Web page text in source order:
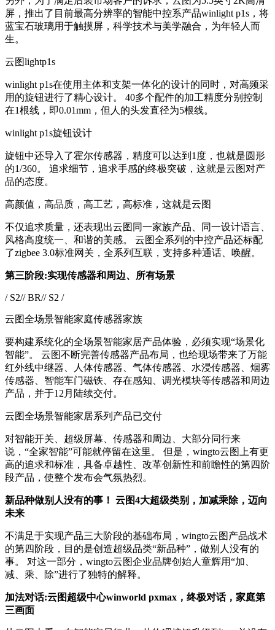
屏，推出了目前最高分辨率的智能中控系产品winlight p1s，将
蓝宝石玻璃用于触摸屏，科学技术与美学融合，为年轻人而
生。
云图lightp1s
winlight p1s在使用主体和支架一体化的设计的同时，对高频采
用的旋钮进行了精心设计。 40多个配件的加工精度分别控制
在1根线，即0.01mm，但人的头发直径为5根线。
winlight p1s旋钮设计
旋钮中还导入了霍尔传感器，精度可以达到1度，也就是圆形
的1/360。 追求细节，追求手感的终极突破，这就是云图对产
品的态度。
高颜值，高品质，高工艺，高标准，这就是云图
不仅追求质量，还表现出云图同一家族产品、同一设计语言、
风格高度统一、和谐的美感。 云图全系列的中控产品还标配
了zigbee 3.0标准网关，全系列互联，支持多种通话、唤醒。
第三阶段:实现传感器和周边、所有场景
/ S2// BR// S2 /
云图全场景智能家庭传感器家族
要构建系统化的全场景智能家居产品体验，必须实现“场景化
智能”。 云图不断完善传感器产品布局，也给现场带来了万能
红外线中继器、人体传感器、气体传感器、水浸传感器、烟雾
传感器、智能车门磁铁、存在感知、调光模块等传感器和周边
产品，并于12月陆续交付。
云图全场景智能家居系列产品已交付
对智能开关、超级屏幕、传感器和周边、大部分同行来
说，“全家智能”可能就停留在这里。 但是，wingto云图上有更
高的追求和标准，具备卓越性、改革创新性和前瞻性的第四阶
段产品，使整个发布会气氛热烈。
新品种做别人没有的事！ 云图4大超级类别，加减乘除，迈向
未来
不满足于实现产品三大阶段的基础布局，wingto云图产品战术
的第四阶段，目的是创造超级品类“新品种”，做别人没有的
事。 对这一部分，wingto云图企业品牌创始人童辉用“加、
减、乘、除”进行了独特的解释。
加法对话:云图超级中心winworld pxmax，终极对话，家庭第
三画面